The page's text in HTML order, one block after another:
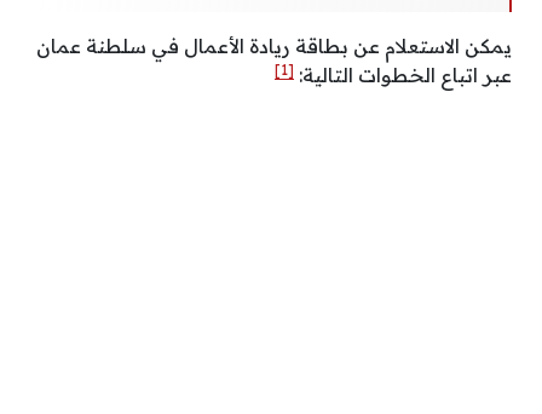
يمكن الاستعلام عن بطاقة ريادة الأعمال في سلطنة عمان
عبر اتباع الخطوات التالية: [1]